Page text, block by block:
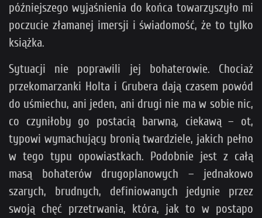
późniejszego wyjaśnienia do końca towarzyszyło mi
poczucie złamanej imersji i świadomość, że to tylko
książka.
Sytuacji nie poprawili jej bohaterowie. Chociaż
przekomarzanki Holta i Grubera dają czasem powód
do uśmiechu, ani jeden, ani drugi nie ma w sobie nic,
co czyniłoby go postacią barwną, ciekawą – ot,
typowi wymachujący bronią twardziele, jakich pełno
w tego typu opowiastkach. Podobnie jest z całą
masą bohaterów drugoplanowych – jednakowo
szarych, brudnych, definiowanych jedynie przez
swoją chęć przetrwania, która, jak to w postapo